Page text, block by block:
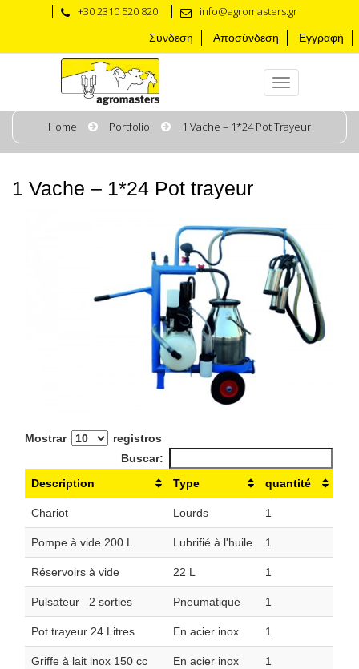
+30 2310 520 820 info@agromasters.gr
Σύνδεση Αποσύνδεση Εγγραφή
Home Portfolio 1 Vache – 1*24 Pot Trayeur
1 Vache – 1*24 Pot trayeur
Mostrar
registros
Buscar:
Description
Type quantité
Chariot Lourds 1
Pompe à vide 200 L Lubrifié à l'huile 1
Réservoirs à vide 22 L 1
Pulsateur– 2 sorties Pneumatique 1
Pot trayeur 24 Litres En acier inox 1
Griffe à lait inox 150 cc En acier inox 1